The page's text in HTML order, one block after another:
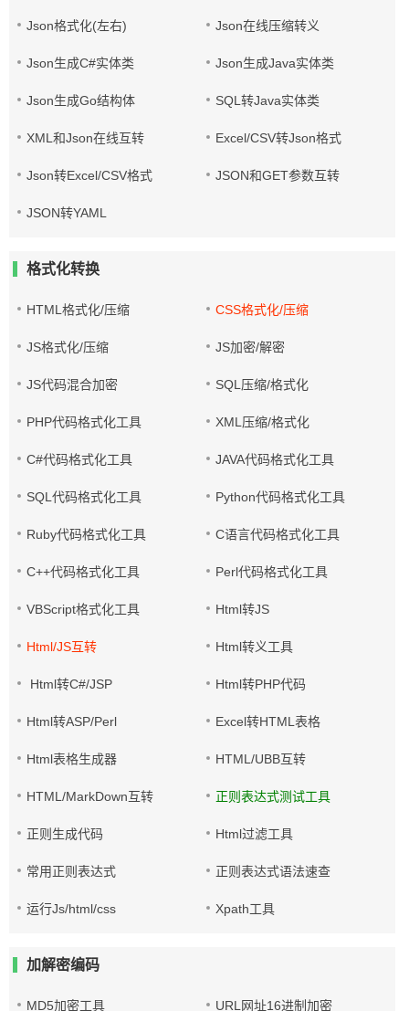
Json格式化(左右) Json在线压缩转义
Json生成C#实体类 Json生成Java实体类
Json生成Go结构体 SQL转Java实体类
XML和Json在线互转 Excel/CSV转Json格式
Json转Excel/CSV格式 JSON和GET参数互转
JSON转YAML
格式化转换
HTML格式化/压缩 CSS格式化/压缩
JS格式化/压缩 JS加密/解密
JS代码混合加密 SQL压缩/格式化
PHP代码格式化工具 XML压缩/格式化
C#代码格式化工具 JAVA代码格式化工具
SQL代码格式化工具 Python代码格式化工具
Ruby代码格式化工具 C语言代码格式化工具
C++代码格式化工具 Perl代码格式化工具
VBScript格式化工具 Html转JS
Html/JS互转 Html转义工具
Html转C#/JSP Html转PHP代码
Html转ASP/Perl Excel转HTML表格
Html表格生成器 HTML/UBB互转
HTML/MarkDown互转 正则表达式测试工具
正则生成代码 Html过滤工具
常用正则表达式 正则表达式语法速查
运行Js/html/css Xpath工具
加解密编码
MD5加密工具 URL网址16进制加密